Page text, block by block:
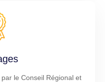
le Conseil Régional et